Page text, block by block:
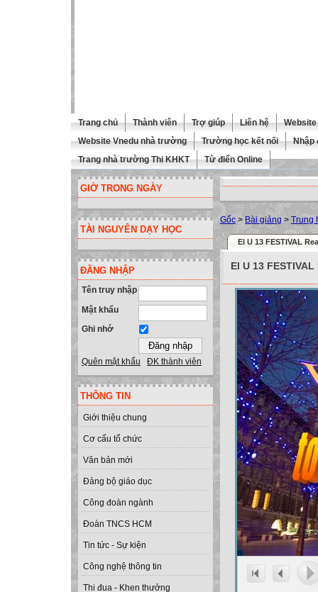
Trang chủ Thành viên Trợ giúp Liên hệ
Website Vnedu nhà trường
Trường học kết nối
Nhập
Trang nhà trường Thi KHKT
Từ điển Online
GIỜ TRONG NGÀY
TÀI NGUYÊN DẠY HỌC
ĐĂNG NHẬP
Tên truy nhập
Mật khẩu
Ghi nhớ
Quên mật khẩu ĐK thành viên
THÔNG TIN
Giới thiệu chung
Cơ cấu tổ chức
Văn bản mới
Đảng bộ giáo dục
Công đoàn ngành
Đoàn TNCS HCM
Tin tức - Sự kiện
Công nghệ thông tin
Thi đua - Khen thưởng
Gốc > Bài giảng > Trung
El U 13 FESTIVAL
El U 13 FESTIVAL